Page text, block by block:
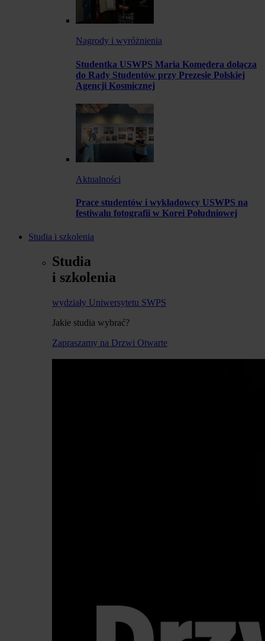
Nagrody i wyróżnienia
Studentka USWPS Maria Komędera dołącza
do Rady Studentów przy Prezesie Polskiej
Agencji Kosmicznej
Aktualności
Prace studentów i wykładowcy USWPS na
festiwalu fotografii w Korei Południowej
Studia i szkolenia
Studia
i szkolenia
wydziały Uniwersytetu SWPS
Jakie studia wybrać?
Zapraszamy na Drzwi Otwarte